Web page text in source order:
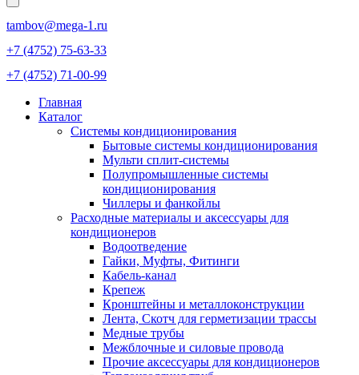
tambov@mega-1.ru
+7 (4752) 75-63-33
+7 (4752) 71-00-99
Главная
Каталог
Системы кондиционирования
Бытовые системы кондиционирования
Мульти сплит-системы
Полупромышленные системы
кондиционирования
Чиллеры и фанкойлы
Расходные материалы и аксессуары для
кондиционеров
Водоотведение
Гайки, Муфты, Фитинги
Кабель-канал
Крепеж
Кронштейны и металлоконструкции
Лента, Скотч для герметизации трассы
Медные трубы
Межблочные и силовые провода
Прочие аксессуары для кондиционеров